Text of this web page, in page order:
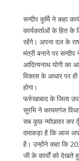
सन्दीप कुर्मि ने कहा
कार्यकर्ताओं के हित
रहेंगे। अपना दल के
मंत्री बनाने पर सन्दीप
आदित्यनाथ योगी का
विकास के आधार पर ही
होगा।
फर्रुखाबाद के जिला
सुरभि ने कायमगंज
सब कुछ न्योछावर कर
दमाकड़ा है कि आज
है। उन्होंने कहा कि
जी के कार्यों को देखते